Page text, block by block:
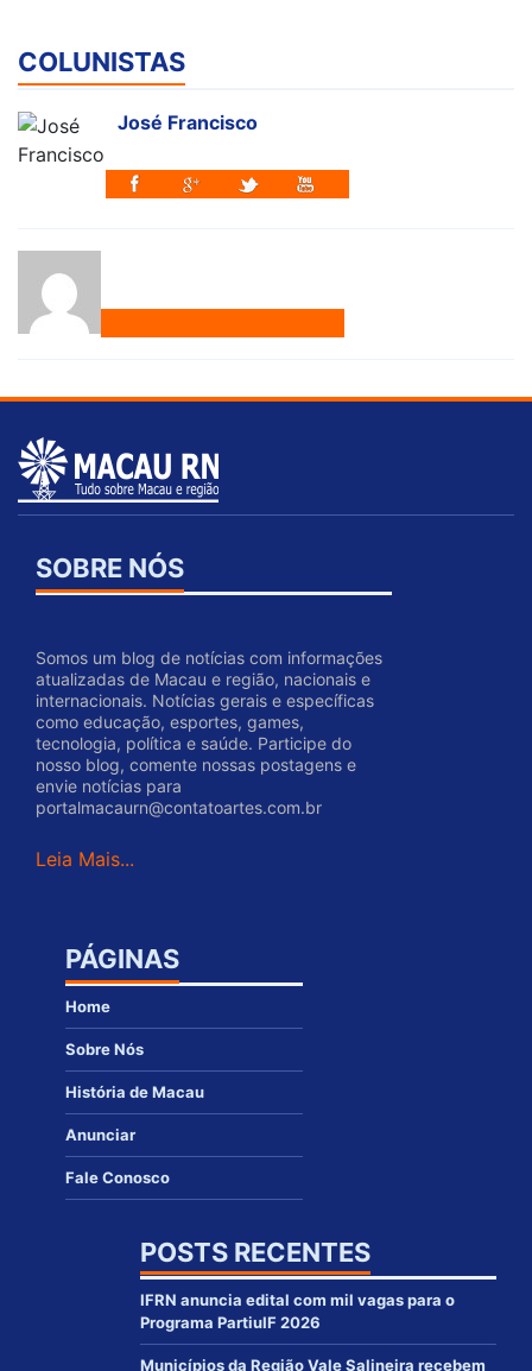
COLUNISTAS
José Francisco
SOBRE NÓS
Somos um blog de notícias com informações
atualizadas de Macau e região, nacionais e
internacionais. Notícias gerais e específicas
como educação, esportes, games,
tecnologia, política e saúde. Participe do
nosso blog, comente nossas postagens e
envie notícias para
portalmacaurn@contatoartes.com.br
Leia Mais...
PÁGINAS
Home
Sobre Nós
História de Macau
Anunciar
Fale Conosco
POSTS RECENTES
IFRN anuncia edital com mil vagas para o
Programa PartiuIF 2026
Municípios da Região Vale Salineira recebem